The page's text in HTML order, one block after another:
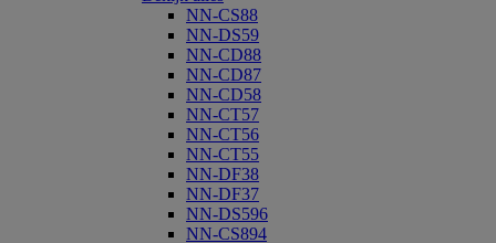
NN-CS88
NN-DS59
NN-CD88
NN-CD87
NN-CD58
NN-CT57
NN-CT56
NN-CT55
NN-DF38
NN-DF37
NN-DS596
NN-CS894